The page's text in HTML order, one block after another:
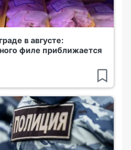
в августе:
филе приближается